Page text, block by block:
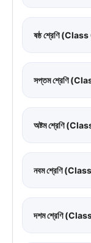
ষষ্ঠ শ্রেণি
সপ্তম শ্রেণি
অষ্টম শ্রেণি
নবম শ্রেণি
দশম শ্রেণি